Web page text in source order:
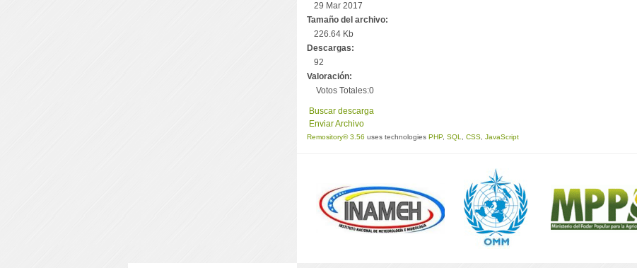
29 Mar 2017
Tamaño del archivo:
226.64 Kb
Descargas:
92
Valoración:
Votos Totales:0
Buscar descarga
Enviar Archivo
Remository® 3.56 uses technologies PHP,SQL,CSS,JavaScript